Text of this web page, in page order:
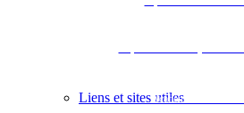
Liens et sites utilesAcadémie de Bordeaux